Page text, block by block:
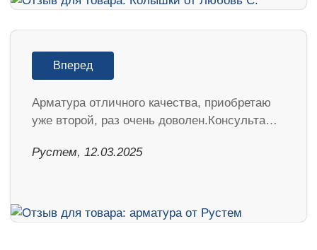
Вперед
Арматура отличного качества, приобретаю
уже второй, раз очень доволен.Консульта…
Рустем, 12.03.2025